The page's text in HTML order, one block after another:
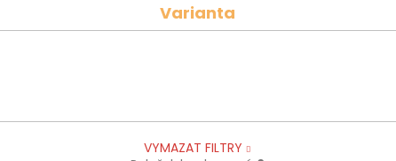
Varianta
VYMAZAT FILTRY